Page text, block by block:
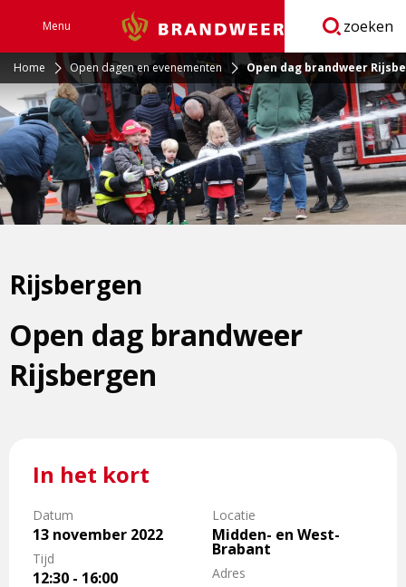
Menu Brandweer zoeken
Home Open dagen en evenementen Open dag brandweer
Open dag brandweer
Rijsbergen
Rijsbergen
In het kort
Datum
13 november 2022
Tijd
12:30 - 16:00
Locatie
Midden- en West-
Brabant
Adres